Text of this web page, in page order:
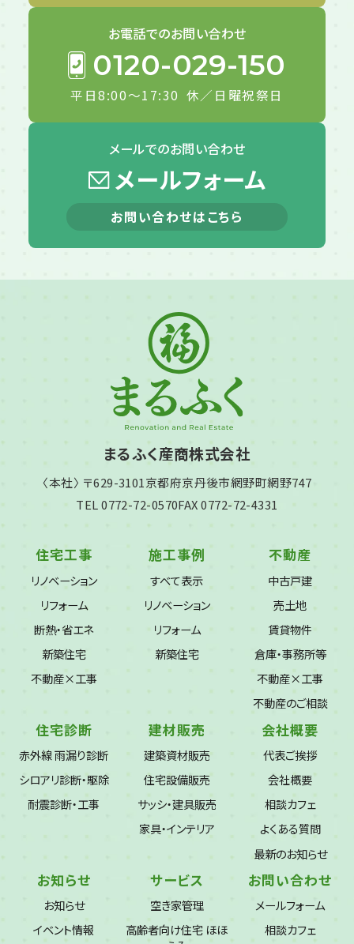
お電話でのお問い合わせ
0120-029-150
平日8:00～17:30 休／日曜祝祭日
メールでのお問い合わせ
メールフォーム
お問い合わせはこちら
まるふく産商株式会社
〈本社〉 〒629-3101京都府京丹後市網野町網野747
TEL 0772-72-0570FAX 0772-72-4331
住宅工事
リノベーション
リフォーム
断熱・省エネ
新築住宅
不動産×工事
施工事例
すべて表示
リノベーション
リフォーム
新築住宅
不動産
中古戸建
売土地
賃貸物件
倉庫・事務所等
不動産×工事
不動産のご相談
住宅診断
赤外線 雨漏り診断
シロアリ診断・駆除
耐震診断・工事
建材販売
建築資材販売
住宅設備販売
サッシ・建具販売
家具・インテリア
会社概要
代表ご挨拶
会社概要
相談カフェ
よくある質問
最新のお知らせ
お知らせ
お知らせ
イベント情報
サービス
空き家管理
高齢者向け住宅 ほほ
お問い合わせ
メールフォーム
相談カフェ